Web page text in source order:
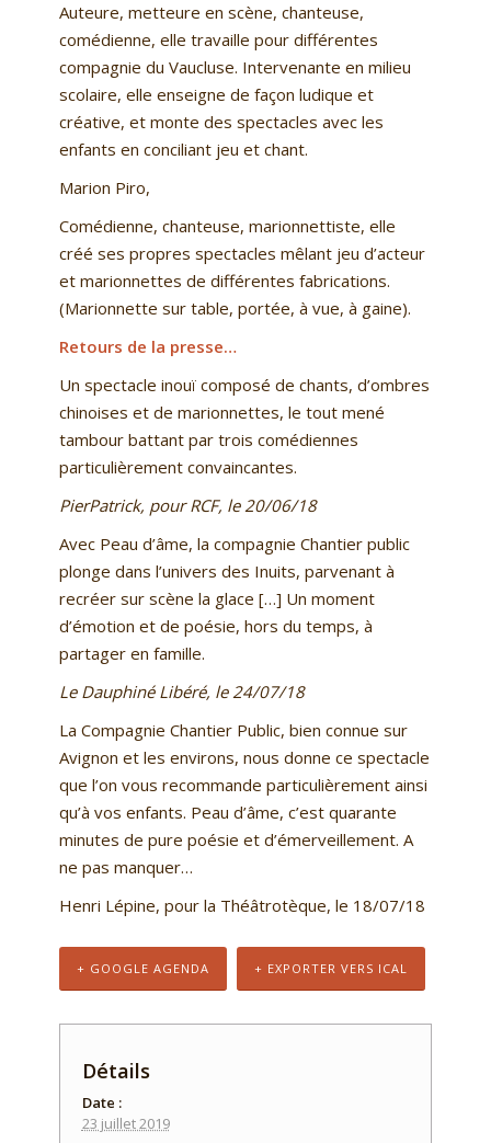
Auteure, metteure en scène, chanteuse,
comédienne, elle travaille pour différentes
compagnie du Vaucluse. Intervenante en milieu
scolaire, elle enseigne de façon ludique et
créative, et monte des spectacles avec les
enfants en conciliant jeu et chant.
Marion Piro,
Comédienne, chanteuse, marionnettiste, elle
créé ses propres spectacles mêlant jeu d’acteur
et marionnettes de différentes fabrications.
(Marionnette sur table, portée, à vue, à gaine).
Retours de la presse…
Un spectacle inouï composé de chants, d’ombres
chinoises et de marionnettes, le tout mené
tambour battant par trois comédiennes
particulièrement convaincantes.
PierPatrick, pour RCF, le 20/06/18
Avec Peau d’âme, la compagnie Chantier public
plonge dans l’univers des Inuits, parvenant à
recréer sur scène la glace […] Un moment
d’émotion et de poésie, hors du temps, à
partager en famille.
Le Dauphiné Libéré, le 24/07/18
La Compagnie Chantier Public, bien connue sur
Avignon et les environs, nous donne ce spectacle
que l’on vous recommande particulièrement ainsi
qu’à vos enfants. Peau d’âme, c’est quarante
minutes de pure poésie et d’émerveillement. A
ne pas manquer…
Henri Lépine, pour la Théâtrotèque, le 18/07/18
+ GOOGLE AGENDA + EXPORTER VERS ICAL
Détails
Date :
23 juillet 2019